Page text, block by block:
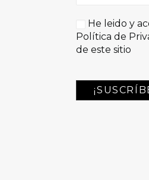
He leido y
Política de
de este sitio